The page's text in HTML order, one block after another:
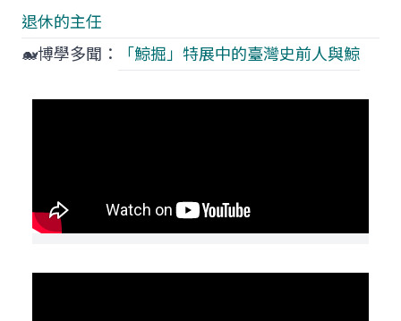
退休的主任
🐋博學多聞：
「鯨掘」特展中的臺灣史前人與鯨